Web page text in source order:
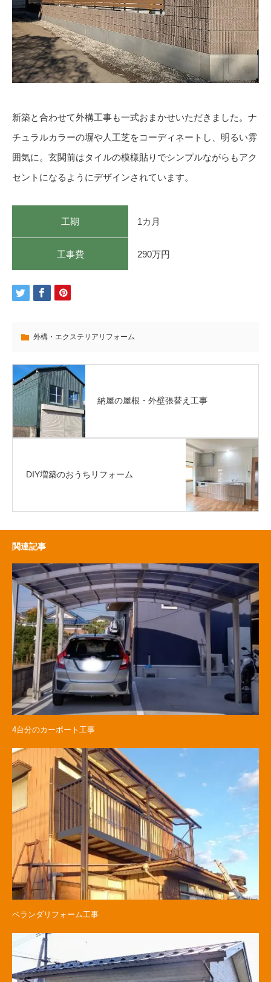
新築と合わせて外構工事も一式おまかせいただきました。ナ
チュラルカラーの塀や人工芝をコーディネートし、明るい雰
囲気に。玄関前はタイルの模様貼りでシンプルながらもアク
セントになるようにデザインされています。
工期 1カ月
工事費 290万円
外構・エクステリアリフォーム
納屋の屋根・外壁張替え工事
DIY増築のおうちリフォーム
関連記事
4台分のカーポート工事
ベランダリフォーム工事